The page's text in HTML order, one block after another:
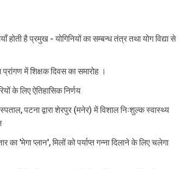
होती है प्रमुख - योगिनियों का सम्बन्ध तंत्र तथा योग विद्या से
में शिक्षक दिवस का समारोह ।
के लिए ऐतिहासिक निर्णय
पटना द्वारा शेरपुर (मनेर) में विशाल निःशुल्क स्वास्थ्य
का 'मेगा प्लान', मिलों को पर्याप्त गन्ना दिलाने के लिए चलेगा